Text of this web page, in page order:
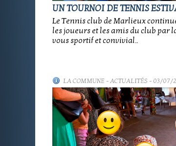
UN TOURNOI DE TENNIS
Le Tennis club de Marlieux
les joueurs et les amis du club par
vous sportif et convivial..
LA COMMUNE-ACTUALITÉS - 03/07/